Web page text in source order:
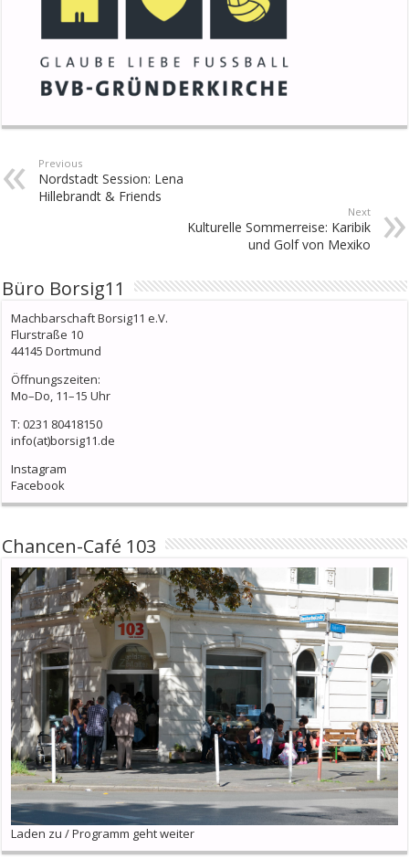
Previous
Nordstadt Session: Lena
Hillebrandt & Friends
Next
Kulturelle Sommerreise: Karibik
und Golf von Mexiko
Büro Borsig11
Machbarschaft Borsig11 e.V.
Flurstraße 10
44145 Dortmund
Öffnungszeiten:
Mo–Do, 11–15 Uhr
T: 0231 80418150
info(at)borsig11.de
Instagram
Facebook
Chancen-Café 103
Laden zu / Programm geht weiter